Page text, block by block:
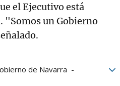
el Ejecutivo está
"Somos un Gobierno
de Navarra